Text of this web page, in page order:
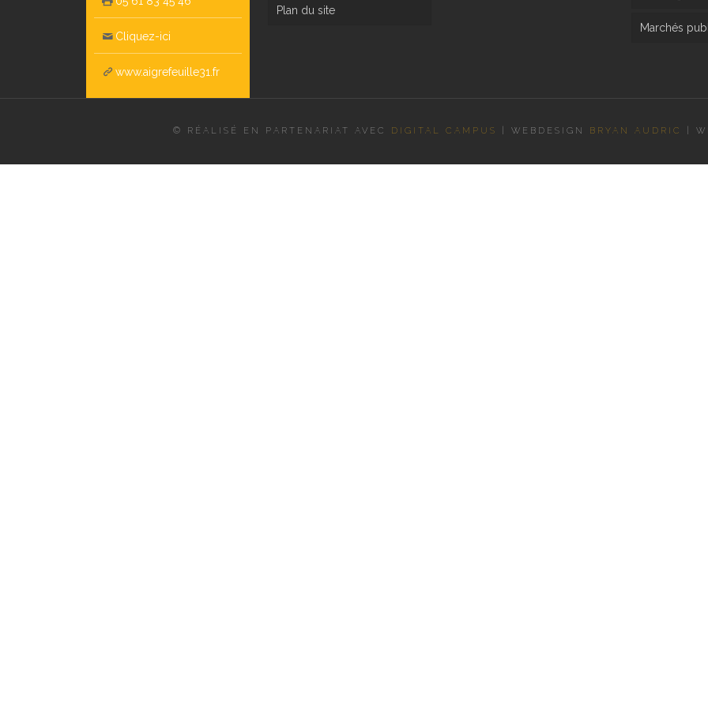
Cliquez-ici
www.aigrefeuille31.fr
Plan du site
Marchés
© RÉALISÉ EN PARTENARIAT AVEC DIGITAL CAMPUS WEBDESIGN BRYAN AUDRIC